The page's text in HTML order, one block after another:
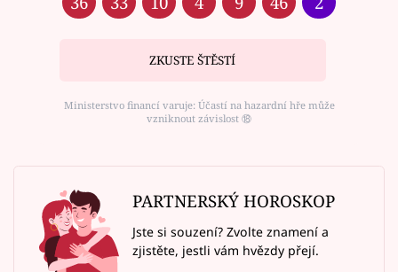
ZKUSTE ŠTĚSTÍ
Ministerstvo financí varuje: Účastí na hazardní hře může
vzniknout závislost ⑱
PARTNERSKÝ HOROSKOP
Jste si souzení? Zvolte znamení a
zjistěte, jestli vám hvězdy přejí.